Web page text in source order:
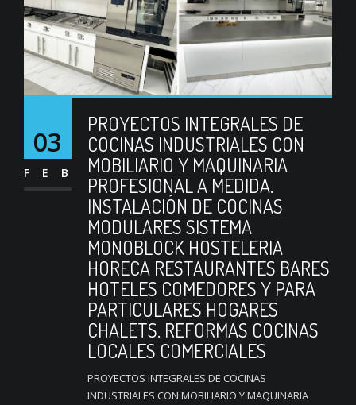
03
FEB
PROYECTOS INTEGRALES DE
COCINAS INDUSTRIALES CON
MOBILIARIO Y MAQUINARIA
PROFESIONAL A MEDIDA.
INSTALACIÓN DE COCINAS
MODULARES SISTEMA
MONOBLOCK HOSTELERIA
HORECA RESTAURANTES BARES
HOTELES COMEDORES Y PARA
PARTICULARES HOGARES
CHALETS. REFORMAS COCINAS
LOCALES COMERCIALES
PROYECTOS INTEGRALES DE COCINAS
INDUSTRIALES CON MOBILIARIO Y MAQUINARIA